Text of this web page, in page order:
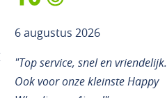
6 augustus 2026
"Top service, snel en vriendelijk.
Ook voor onze kleinste Happy
previous